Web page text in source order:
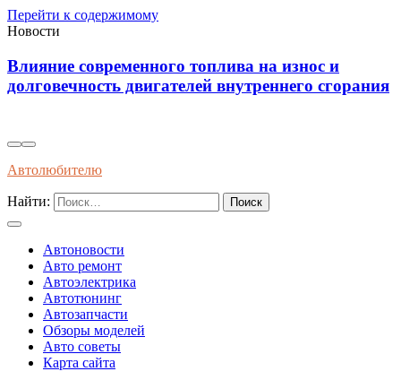
Перейти к содержимому
Новости
топлива на износ и
двигателей внутреннего сгорания колодок
Автолюбителю
Найти:
Автоновости
Авто ремонт
Автоэлектрика
Автотюнинг
Автозапчасти
Обзоры моделей
Авто советы
Карта сайта